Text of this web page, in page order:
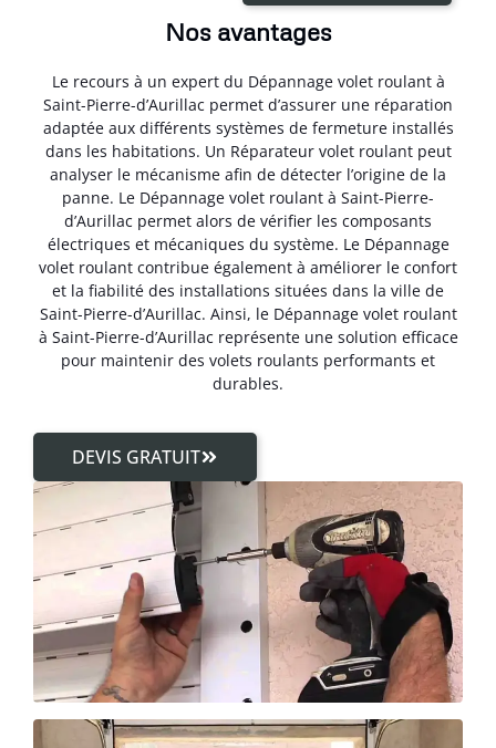
Nos avantages
Le recours à un expert du Dépannage volet roulant à
Saint-Pierre-d’Aurillac permet d’assurer une réparation
adaptée aux différents systèmes de fermeture installés
dans les habitations. Un Réparateur volet roulant peut
analyser le mécanisme afin de détecter l’origine de la
panne. Le Dépannage volet roulant à Saint-Pierre-
d’Aurillac permet alors de vérifier les composants
électriques et mécaniques du système. Le Dépannage
volet roulant contribue également à améliorer le confort
et la fiabilité des installations situées dans la ville de
Saint-Pierre-d’Aurillac. Ainsi, le Dépannage volet roulant
à Saint-Pierre-d’Aurillac représente une solution efficace
pour maintenir des volets roulants performants et
durables.
DEVIS GRATUIT